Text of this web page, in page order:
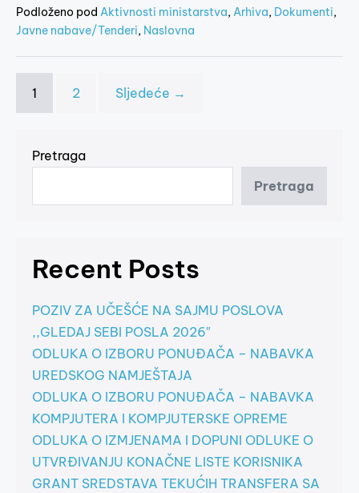
Podloženo pod Aktivnosti ministarstva,Arhiva, Dokumenti,
Javne nabave/Tenderi, Naslovna
1 2 Sljedeće →
Pretraga
Pretraga
Recent Posts
POZIV ZA UČEŠĆE NA SAJMU POSLOVA
,,GLEDAJ SEBI POSLA 2026″
ODLUKA O IZBORU PONUĐAČA – NABAVKA
UREDSKOG NAMJEŠTAJA
ODLUKA O IZBORU PONUĐAČA – NABAVKA
KOMPJUTERA I KOMPJUTERSKE OPREME
ODLUKA O IZMJENAMA I DOPUNI ODLUKE O
UTVRĐIVANJU KONAČNE LISTE KORISNIKA
GRANT SREDSTAVA TEKUĆIH TRANSFERA SA